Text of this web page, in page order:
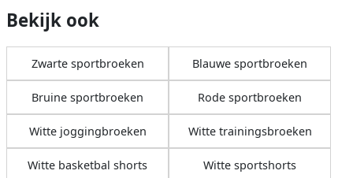
Bekijk ook
Zwarte sportbroeken Blauwe sportbroeken
Bruine sportbroeken Rode sportbroeken
Witte joggingbroeken Witte trainingsbroeken
Witte basketbal shorts Witte sportshorts